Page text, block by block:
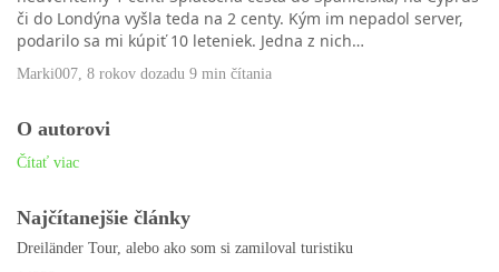
či do Londýna vyšla teda na 2 centy. Kým im nepadol server,
podarilo sa mi kúpiť 10 leteniek. Jedna z nich…
Marki007 8 rokov dozadu 9 min čítania
O autorovi
Čítať viac
Najčítanejšie články
Dreiländer Tour, alebo ako som si zamiloval turistiku